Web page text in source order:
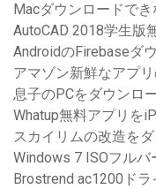
Macダウンロードで
AutoCAD 2018学生版
AndroidのFirebaseダ
アマゾン新鮮なアプ
息子のPCをダウンロ
Whatup無料アプリを
スカイリムの改造を
Windows 7 ISOフル
Brostrend ac1200ド